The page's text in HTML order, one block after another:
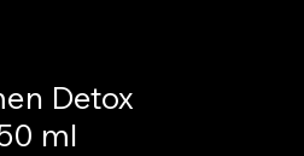
Detox
ml